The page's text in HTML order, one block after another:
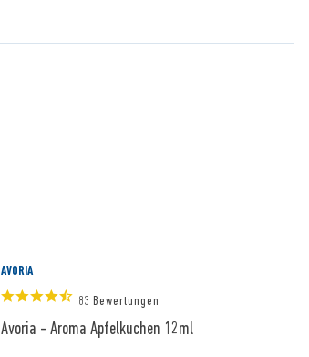
AVORIA
83 Bewertungen
Avoria - Aroma Apfelkuchen 12ml